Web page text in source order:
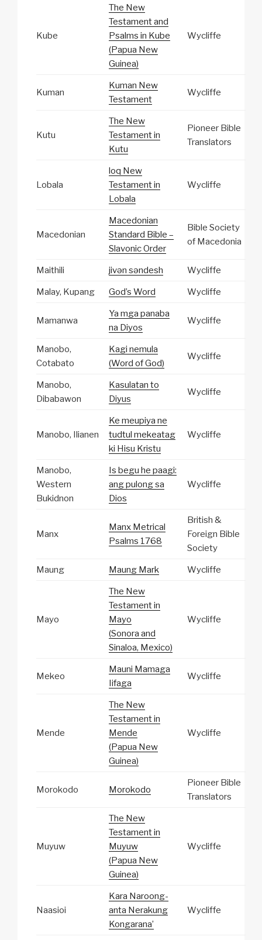
Kube
The New
Testament and
Psalms in Kube
(Papua New
Guinea)
Wycliffe
Kuman
Kuman New
Testament
Wycliffe
Kutu
The New
Testament in
Kutu
Pioneer Bible
Translators
Lobala
loq New
Testament in
Lobala
Wycliffe
Macedonian
Macedonian
Standard Bible –
Slavonic Order
Bible Society
of Macedonia
Maithili jivən səndesh Wycliffe
Malay, Kupang God’s Word Wycliffe
Mamanwa
Ya mga panaba
na Diyos
Wycliffe
Manobo,
Cotabato
Kagi nemula
(Word of God)
Wycliffe
Manobo,
Dibabawon
Kasulatan to
Diyus
Wycliffe
Manobo, Ilianen
Ke meupiya ne
tudtul mekeatag
ki Hisu Kristu
Wycliffe
Manobo,
Western
Bukidnon
Is begu he paagi:
ang pulong sa
Dios
Wycliffe
Manx
Manx Metrical
Psalms 1768
British &
Foreign Bible
Society
Maung Maung Mark Wycliffe
Mayo
The New
Testament in
Mayo
(Sonora and
Sinaloa, Mexico)
Wycliffe
Mekeo
Mauni Mamaga
Iifaga
Wycliffe
Mende
The New
Testament in
Mende
(Papua New
Guinea)
Wycliffe
Morokodo Morokodo
Pioneer Bible
Translators
Muyuw
The New
Testament in
Muyuw
(Papua New
Guinea)
Wycliffe
Naasioi
Kara Naroong-
anta Nerakung
Kongarana’
Wycliffe